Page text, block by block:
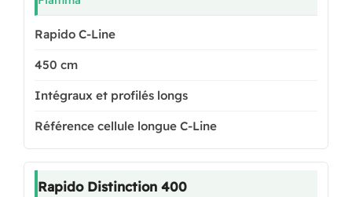
Rapido C-Line
450 cm
Intégraux et profilés longs
Référence cellule longue C-Line
Rapido Distinction 400